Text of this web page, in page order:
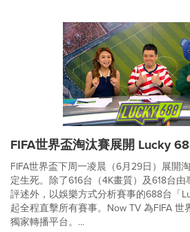
FIFA世界盃淘汰賽展開 Lucky
FIFA世界盃下周一凌晨（6月29日）展開
定生死。除了616台（4K畫質）及618台
評述外，以娛樂方式分析賽事的688台「
起全程直擊所有賽事。Now TV 為FIFA
獨家轉播平台。...